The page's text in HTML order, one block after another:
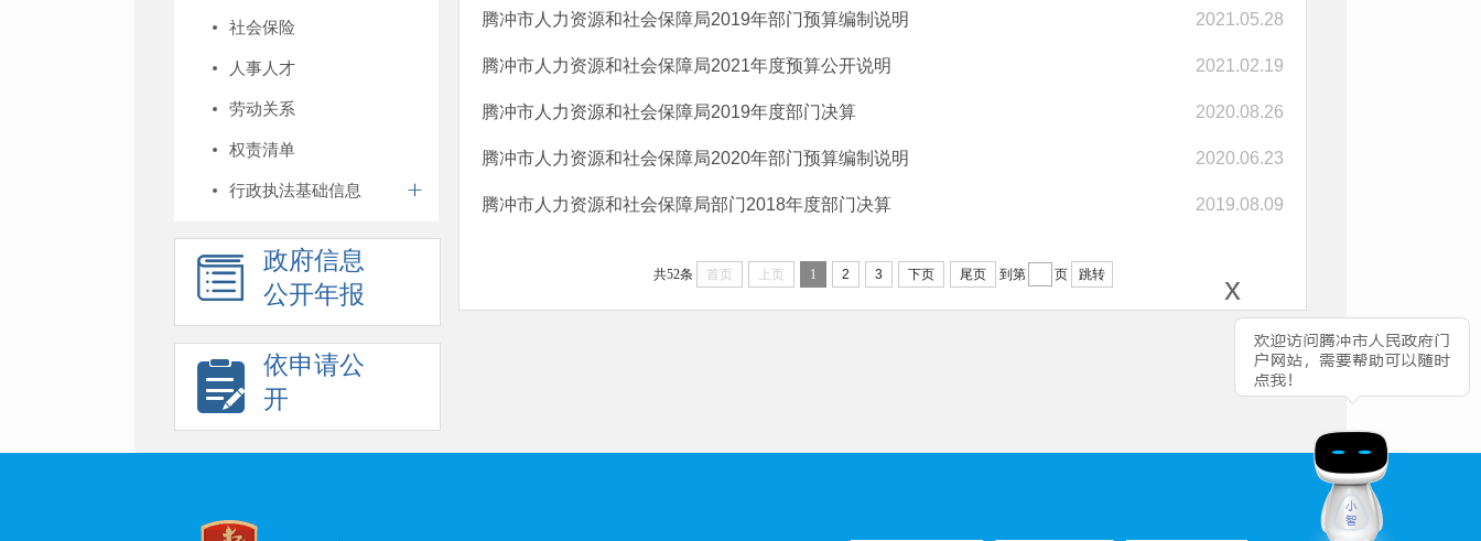
x
社会保险
人事人才
劳动关系
权责清单
行政执法基础信息
政府信息
公开年报
依申请公
开
腾冲市人力资源和社会保障局2019年部门预算编制说明 2021.05.28
腾冲市人力资源和社会保障局2021年度预算公开说明 2021.02.19
腾冲市人力资源和社会保障局2019年度部门决算 2020.08.26
腾冲市人力资源和社会保障局2020年部门预算编制说明 2020.06.23
腾冲市人力资源和社会保障局部门2018年度部门决算 2019.08.09
共52条 首页 上页 1 2 3 下页 尾页 到第 页 跳转